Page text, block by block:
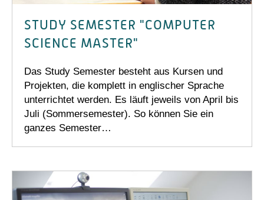
STUDY SEMESTER "COMPUTER
SCIENCE MASTER"
Das Study Semester besteht aus Kursen und
Projekten, die komplett in englischer Sprache
unterrichtet werden. Es läuft jeweils von April bis
Juli (Sommersemester). So können Sie ein
ganzes Semester…